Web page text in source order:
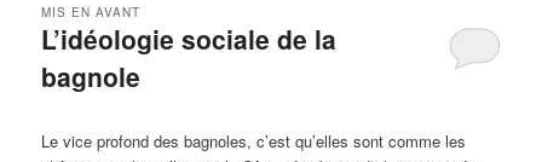
L’idéologie sociale de la
bagnole
MIS EN AVANT
Le vice profond des bagnoles, c’est qu’elles sont comme les